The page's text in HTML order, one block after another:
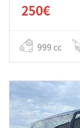
250€
999 cc